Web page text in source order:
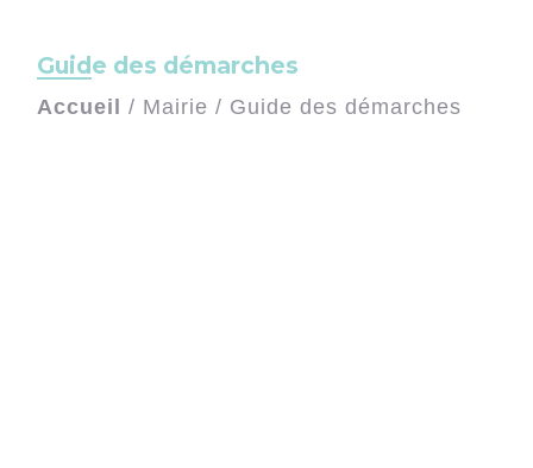
Guide des démarches
Accueil / Mairie / Guide des démarches